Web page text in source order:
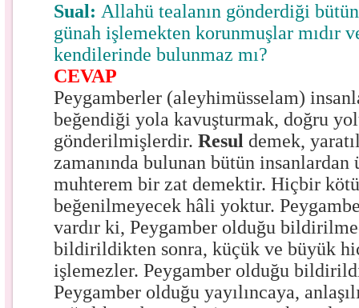
Sual: Allahü tealanın gönderdiği
günah işlemekten korunmuşlar mıdır
kendilerinde bulunmaz mı?
CEVAP
Peygamberler (aleyhimüsselam)
beğendiği yola kavuşturmak, doğru
gönderilmişlerdir.Resul demek,
zamanında bulunan bütün insanlardan
muhterem bir zat demektir. Hiçbir
beğenilmeyecek hâli yoktur.
vardır ki, Peygamber olduğu
bildirildikten sonra, küçük ve büyük
işlemezler. Peygamber olduğu
Peygamber olduğu yayılıncaya,